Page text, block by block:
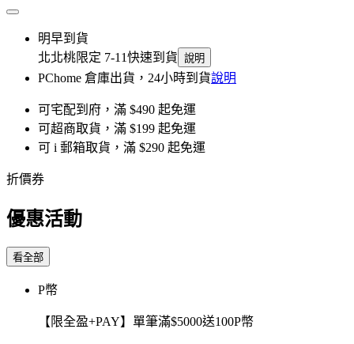
明早到貨
北北桃限定 7-11快速到貨 說明
PChome 倉庫出貨，24小時到貨說明
可宅配到府，滿 $490 起免運
可超商取貨，滿 $199 起免運
可 i 郵箱取貨，滿 $290 起免運
折價券
優惠活動
看全部
P幣
【限全盈+PAY】單筆滿$5000送100P幣